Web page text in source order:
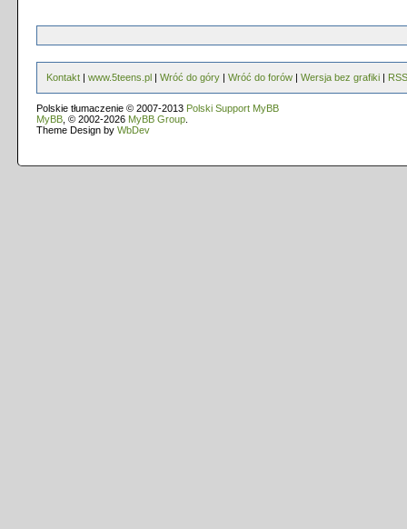
Kontakt | www.5teens.pl | Wróć do góry | Wróć do forów | Wersja bez grafiki | RSS
Polskie tłumaczenie © 2007-2013 Polski Support MyBB
MyBB , © 2002-2026 MyBB Group
Theme Design by WbDev